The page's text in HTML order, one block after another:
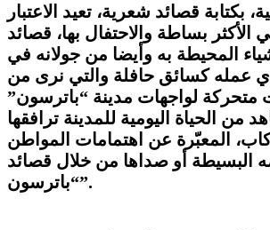
بكتابة قصائد شعرية، تعيد الاعتبار
الأكثر بساطة والاحتفال بها، قصائد
المحيطة به وأيضا من جولانه في
عمله كسائق حافلة والتي نرى من
متحركة لواجهات مدينة “باترسون”
من الحياة اليومية للمدينة ترافقها
المعبّرة عن اهتمامات المواطن
البسيطة أو صداها من خلال قصائد
“باترسون”.